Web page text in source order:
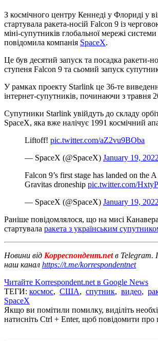
З космічного центру Кеннеді у Флориді у
стартувала ракета-носій Falcon 9 із
міні-супутників глобальної мережі
повідомила компанія SpaceX.
Це був десятий запуск та посадка ракети-
ступеня Falcon 9 та сьомий запуск
У рамках проекту Starlink це 36-те
інтернет-супутників, починаючи з травня
Супутники Starlink увійдуть до складу
SpaceX, яка вже налічує 1991 космічний
Liftoff! pic.twitter.com/aZ2vu9BOba
— SpaceX (@SpaceX) January 19, 2022
Falcon 9’s first stage has landed on the
Gravitas droneship pic.twitter.com/
— SpaceX (@SpaceX) January 19, 2022
Раніше повідомлялося, що на мисі
стартувала ракета з українським
Новини від Корреспондент.netв Telegram.
наш канал https://t.me/korrespondentnet
Читайте Korrespondent.net в Google News
ТЕГИ: космос, США, спутник, видео,
SpaceX
Якщо ви помітили помилку, виділіть
натисніть Ctrl + Enter, щоб повідомити про